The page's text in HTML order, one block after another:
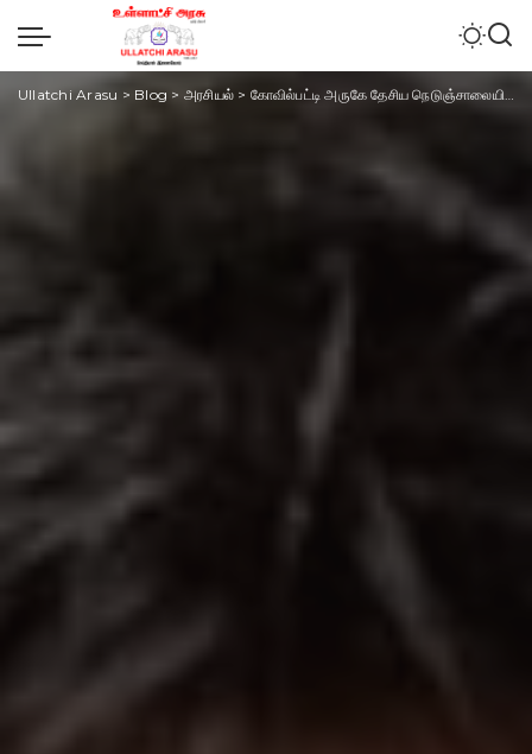
Ullatchi Arasu > Blog > அரசியல் > கோவில்பட்டி அருகே தேசிய நெடுஞ்சாலையில் பள்ளி வேன் மீது கார் மோதி விபத்து – ஒருவர் பலி – பள்ளி மாணவிகள் உட்பட 5 பேர் காயம்